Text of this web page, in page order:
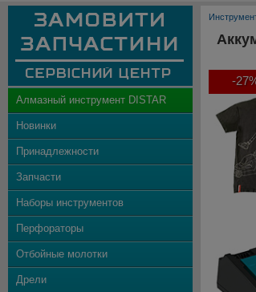
Алмазный инструмент DISTAR
Новинки
Принадлежности
Запчасти
Наборы инструментов
Перфораторы
Отбойные молотки
Дрели
-